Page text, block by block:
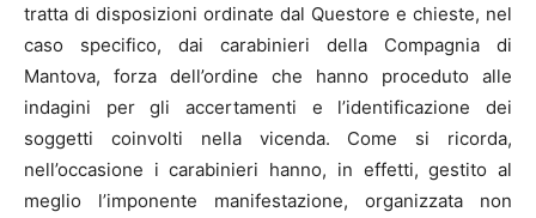
tratta di disposizioni ordinate dal Questore e chieste, nel
caso specifico, dai carabinieri della Compagnia di
Mantova, forza dell’ordine che hanno proceduto alle
indagini per gli accertamenti e l’identificazione dei
soggetti coinvolti nella vicenda. Come si ricorda,
nell’occasione i carabinieri hanno, in effetti, gestito al
meglio l’imponente manifestazione, organizzata non